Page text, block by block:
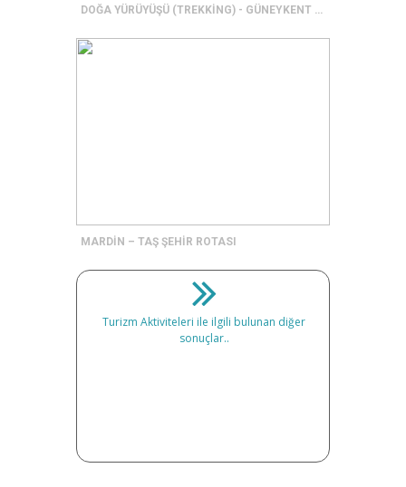
DOĞA YÜRÜYÜŞÜ (TREKKİNG) - GÜNEYKENT YÜRÜYÜŞ PARKURU
MARDİN – TAŞ ŞEHİR ROTASI
Turizm Aktiviteleri ile ilgili bulunan diğer
sonuçlar..